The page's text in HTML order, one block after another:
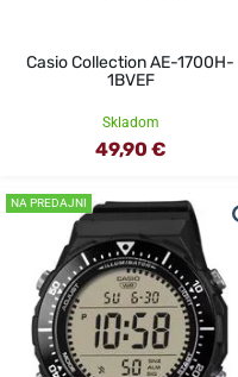
Casio Collection AE-1700H-
1BVEF
Skladom
49,90 €
NA PREDAJNI